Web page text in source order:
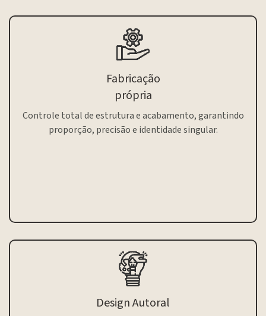
Fabricação
própria
Controle total de estrutura e acabamento, garantindo
proporção, precisão e identidade singular.
Design Autoral